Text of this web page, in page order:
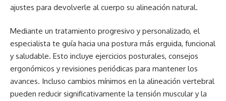
ajustes para devolverle al cuerpo su alineación natural.
Mediante un tratamiento progresivo y personalizado, el
especialista te guía hacia una postura más erguida, funcional
y saludable. Esto incluye ejercicios posturales, consejos
ergonómicos y revisiones periódicas para mantener los
avances. Incluso cambios mínimos en la alineación vertebral
pueden reducir significativamente la tensión muscular y la